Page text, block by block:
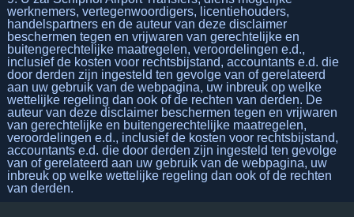
werknemers, vertegenwoordigers, licentiehouders,
handelspartners en de auteur van deze disclaimer
beschermen tegen en vrijwaren van gerechtelijke en
buitengerechtelijke maatregelen, veroordelingen e.d.,
inclusief de kosten voor rechtsbijstand, accountants e.d. die
door derden zijn ingesteld ten gevolge van of gerelateerd
aan uw gebruik van de webpagina, uw inbreuk op welke
wettelijke regeling dan ook of de rechten van derden. De
auteur van deze disclaimer beschermen tegen en vrijwaren
van gerechtelijke en buitengerechtelijke maatregelen,
veroordelingen e.d., inclusief de kosten voor rechtsbijstand,
accountants e.d. die door derden zijn ingesteld ten gevolge
van of gerelateerd aan uw gebruik van de webpagina, uw
inbreuk op welke wettelijke regeling dan ook of de rechten
van derden.